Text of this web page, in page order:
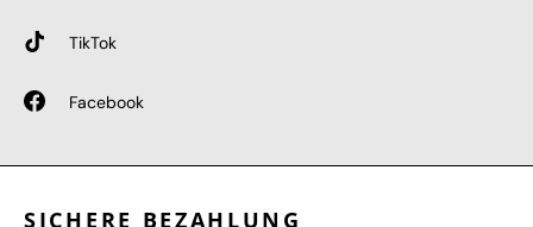
TikTok
Facebook
SICHERE BEZAHLUNG